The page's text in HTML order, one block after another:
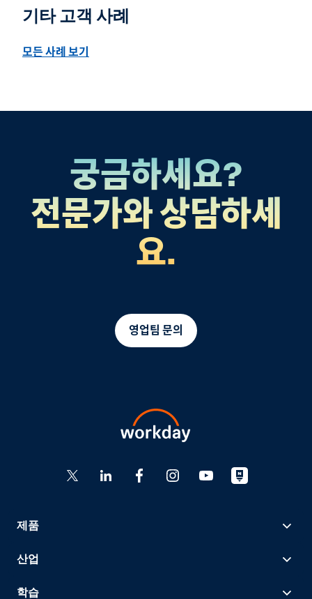
기타 고객 사례
모든 사례 보기
궁금하세요?
전문가와 상담하세
요.
영업팀 문의
제품
산업
학습